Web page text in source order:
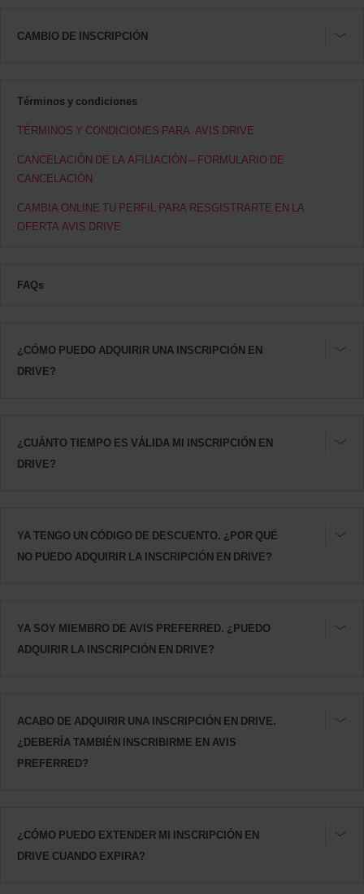
CAMBIO DE INSCRIPCIÓN
Términos y condiciones
TÉRMINOS Y CONDICIONES PARA AVIS DRIVE
CANCELACIÓN DE LA AFILIACIÓN – FORMULARIO DE
CANCELACIÓN
CAMBIA ONLINE TU PERFIL PARA RESGISTRARTE EN LA
OFERTA AVIS DRIVE
FAQs
¿CÓMO PUEDO ADQUIRIR UNA INSCRIPCIÓN EN
DRIVE?
¿CUÁNTO TIEMPO ES VÁLIDA MI INSCRIPCIÓN EN
DRIVE?
YA TENGO UN CÓDIGO DE DESCUENTO. ¿POR QUÉ
NO PUEDO ADQUIRIR LA INSCRIPCIÓN EN DRIVE?
YA SOY MIEMBRO DE AVIS PREFERRED. ¿PUEDO
ADQUIRIR LA INSCRIPCIÓN EN DRIVE?
ACABO DE ADQUIRIR UNA INSCRIPCIÓN EN DRIVE.
¿DEBERÍA TAMBIÉN INSCRIBIRME EN AVIS
PREFERRED?
¿CÓMO PUEDO EXTENDER MI INSCRIPCIÓN EN
DRIVE CUANDO EXPIRA?